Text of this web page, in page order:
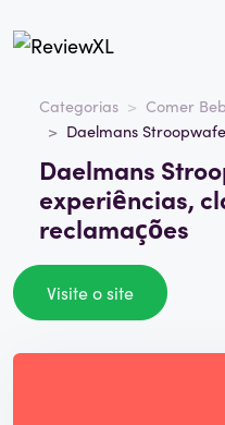
Categorias Comer
Daelmans
Daelmans
experiências,
reclamações
Visite o site